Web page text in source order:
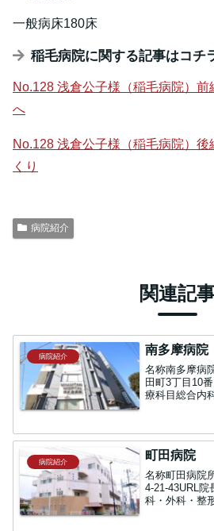
一般病床180床
稲毛病院に関する記事はコチ
No.128 浅倉公子様（稲毛病院）
へ
No.128 浅倉公子様（稲毛病院）
くり
病院紹介
関連記
病院紹介 南多摩病院
名称南多摩病
田町3丁目10
療科目総合内
科、眼科、泌
リハビリテー
病院紹介 ​町田病院
名称​町田病院
4-21-43URL
科・外科・整